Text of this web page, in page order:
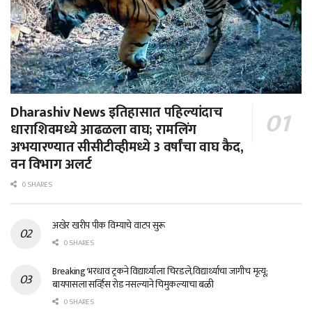
Dharashiv News इतिहासात पहिल्यांदाच
धाराशिवमध्ये आढळला वाघ; रामलिंग
अभयारण्यात सीसीटीव्हीमध्ये 3 वर्षांचा वाघ कैद,
वन विभाग अलर्ट
0 SHARES
अखेर खरीप पीक विम्याचे वाटप सुरू
0 SHARES
Breaking भरधाव ट्रकने विद्यार्थ्याला चिरडले,विद्यार्थ्याचा जागीच मृत्यू;
बायपासला सर्व्हिस रोड नसल्याने चिमुकल्याचा बळी
0 SHARES